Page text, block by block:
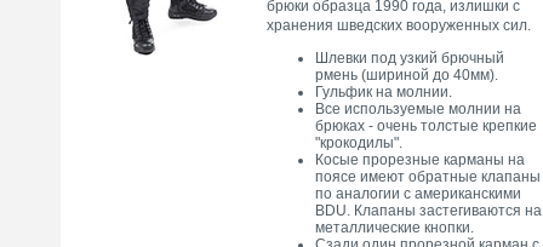
брюки образца 1990 года, излишки с
хранения шведских вооруженных сил.
Шлевки под узкий брючный
рмень (шириной до 40мм).
Гульфик на молнии.
Все используемые молнии на
брюках - очень толстые крепкие
"крокодилы".
Косые прорезные карманы на
поясе имеют обратные клапаны
по аналогии с американскими
BDU. Клапаны застегиваются на
металлические кнопки.